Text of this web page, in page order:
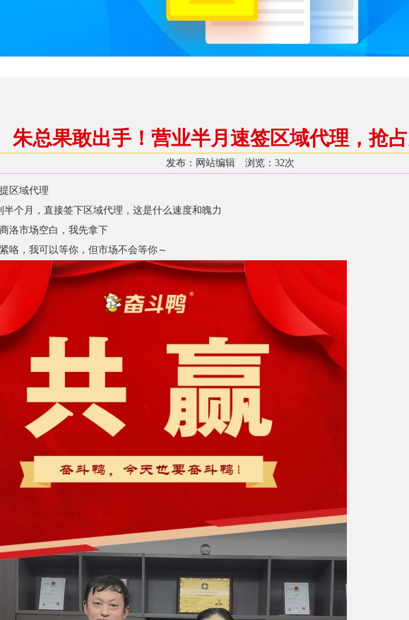
朱总果敢出手！营业半月速签区域代理，抢
发布：网站编辑 浏览： 32次
区域代理
半个月，直接签下区域代理，这是什么速度和魄力
洛市场空白，我先拿下
咯，我可以等你，但市场不会等你～